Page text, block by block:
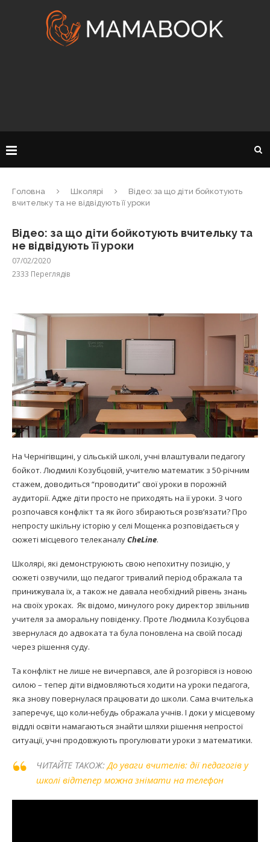
Головна Школярі
Відео: за що діти бойкотують
вчительку та не відвідують її уроки
Відео: за що діти бойкотують вчительку та
не відвідують її уроки
07/02/2020
2333 Переглядів
На Чернігівщині, у сільській школі, учні влаштували педагогу
бойкот. Людмилі Козубцовій, учителю математик з 50-річним
стажем, доводиться “проводити” свої уроки в порожній
аудиторії. Адже діти просто не приходять на її уроки. З чого
розпочався конфлікт та як його збираються розв’язати? Про
непросту шкільну історію у селі Мощенка розповідається у
сюжеті місцевого телеканалуCheLine.
Школярі, які демонструюють свою непохитну позицію, у
сюжеті озвучили, що педагог тривалий період ображала та
принижувала їх, а також не давала необхідний рівень знань
на своїх уроках. Як відомо, минулого року директор звільнив
учителя за аморальну повіденку. Проте Людмила Козубцова
звернулася до адвоката та була поновлена на своїй посаді
через рішення суду.
Та конфлікт не лише не вичерпався, але й розгорівся із новою
силою – тепер діти відмовляються ходити на уроки педагога,
яка знову повернулася працювати до школи. Сама вчителька
заперечує, що коли-небудь ображала учнів. І доки у місцевому
віддлі освіти намагаються знайти шляхи рішення непростої
ситуації, учні продовжують прогулювати уроки з математики.
ЧИТАЙТЕ ТАКОЖ: До уваги вчителів: дії педагогів у
школі відтепер можна знімати на телефон